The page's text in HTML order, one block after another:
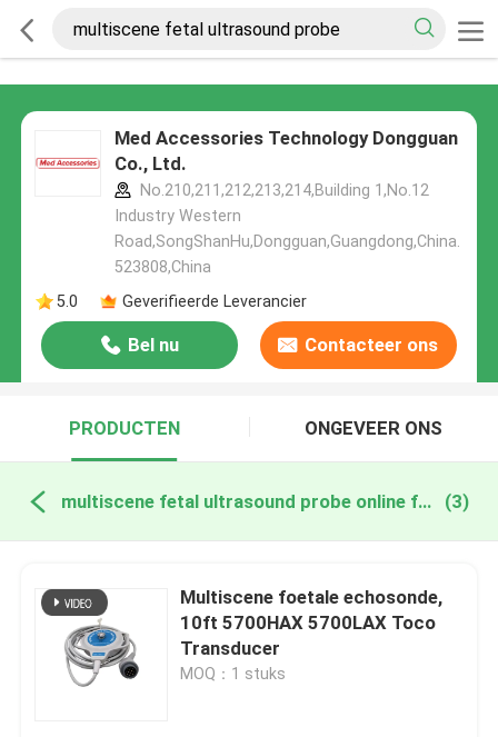
Med Accessories Technology Dongguan
Co., Ltd.
No.210,211,212,213,214,Building 1,No.12
Industry Western
Road,SongShanHu,Dongguan,Guangdong,China.
523808,China
5.0
Geverifieerde Leverancier
Bel nu Contacteer ons
PRODUCTEN ONGEVEER ONS
multiscene fetal ultrasound probe online fabricage (3)
Multiscene foetale echosonde,
10ft 5700HAX 5700LAX Toco
Transducer
MOQ：1 stuks